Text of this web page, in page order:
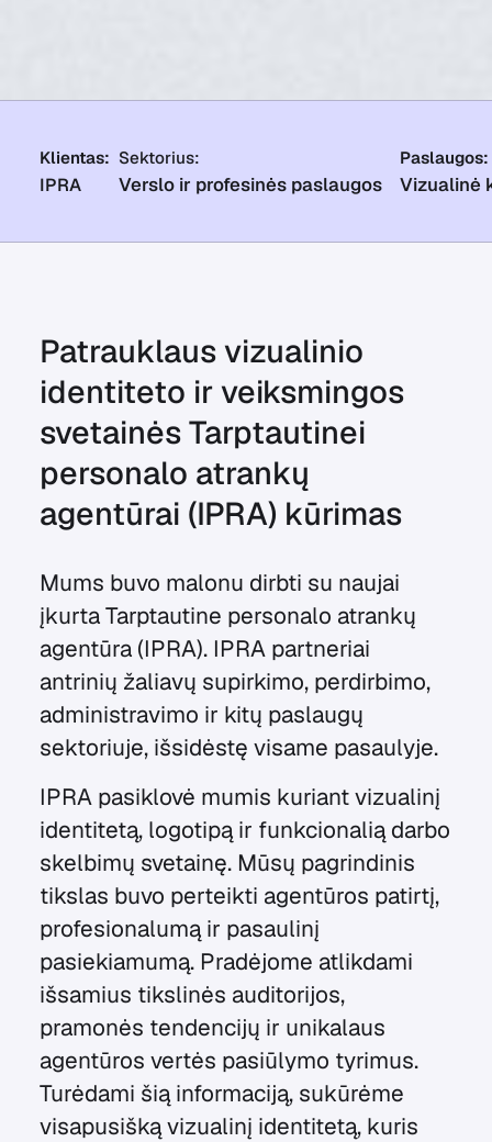
Klientas:
IPRA
Sektorius:
Verslo ir profesinės paslaugos
Paslaugos:
Vizualinė
Patrauklaus vizualinio
identiteto ir veiksmingos
svetainės Tarptautinei
personalo atrankų
agentūrai (IPRA) kūrimas
Mums buvo malonu dirbti su naujai
įkurta Tarptautine personalo atrankų
agentūra (IPRA). IPRA partneriai
antrinių žaliavų supirkimo, perdirbimo,
administravimo ir kitų paslaugų
sektoriuje, išsidėstę visame pasaulyje.
IPRA pasiklovė mumis kuriant vizualinį
identitetą, logotipą ir funkcionalią darbo
skelbimų svetainę. Mūsų pagrindinis
tikslas buvo perteikti agentūros patirtį,
profesionalumą ir pasaulinį
pasiekiamumą. Pradėjome atlikdami
išsamius tikslinės auditorijos,
pramonės tendencijų ir unikalaus
agentūros vertės pasiūlymo tyrimus.
Turėdami šią informaciją, sukūrėme
visapusišką vizualinį identitetą, kuris